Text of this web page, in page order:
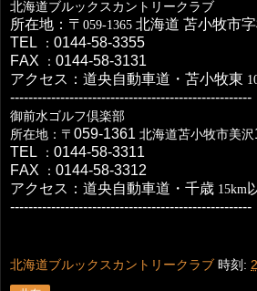
北海道ブルックスカントリークラブ
所在地：〒 059-1365 北海道 苫小牧市
TEL ： 0144-58-3355
FAX
： 0144-58-3131
アクセス：道央自動車道・苫小牧東
-----------------------------------------------------
御前水ゴルフ倶楽部
所在地：〒 059-1361 北海道苫小牧市美沢
TEL
： 0144-58-3311
FAX
： 0144-58-3312
アクセス：道央自動車道・千歳 15km
-----------------------------------------------------
北海道ブルックスカントリークラブ 時刻: